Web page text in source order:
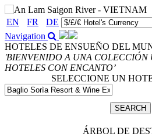
EN FR DE
Navigation
HOTELES DE ENSUEÑO DEL
'BIENVENIDO A UNA COLECCIÓN
HOTELES CON ENCANTO’
SELECCIONE UN
ÁRBOL DE